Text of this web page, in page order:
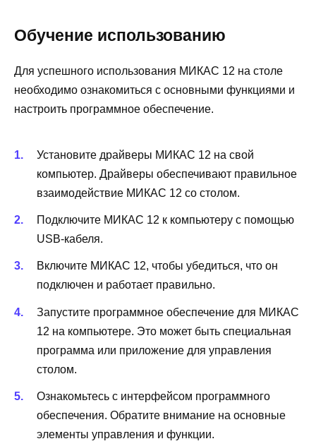
Обучение использованию
Для успешного использования МИКАС 12 на столе
необходимо ознакомиться с основными функциями и
настроить программное обеспечение.
Установите драйверы МИКАС 12 на свой
компьютер. Драйверы обеспечивают правильное
взаимодействие МИКАС 12 со столом.
Подключите МИКАС 12 к компьютеру с помощью
USB-кабеля.
Включите МИКАС 12, чтобы убедиться, что он
подключен и работает правильно.
Запустите программное обеспечение для МИКАС
12 на компьютере. Это может быть специальная
программа или приложение для управления
столом.
Ознакомьтесь с интерфейсом программного
обеспечения. Обратите внимание на основные
элементы управления и функции.